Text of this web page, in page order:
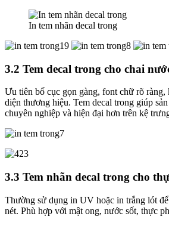
In tem nhãn decal trong
3.2 Tem decal trong cho chai
Ưu tiên bố cục gọn gàng, font chữ rõ ràng,
diện thương hiệu. Tem decal trong giúp
chuyên nghiệp và hiện đại hơn trên kệ
3.3 Tem nhãn decal trong cho
Thường sử dụng in UV hoặc in trắng lót
nét. Phù hợp với mật ong, nước sốt, thực